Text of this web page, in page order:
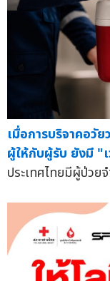
เมื่อการบริจาคอวัย
ผู้ให้กับผู้รับ ยังมี "
ประเทศไทยมีผู้ป่วย